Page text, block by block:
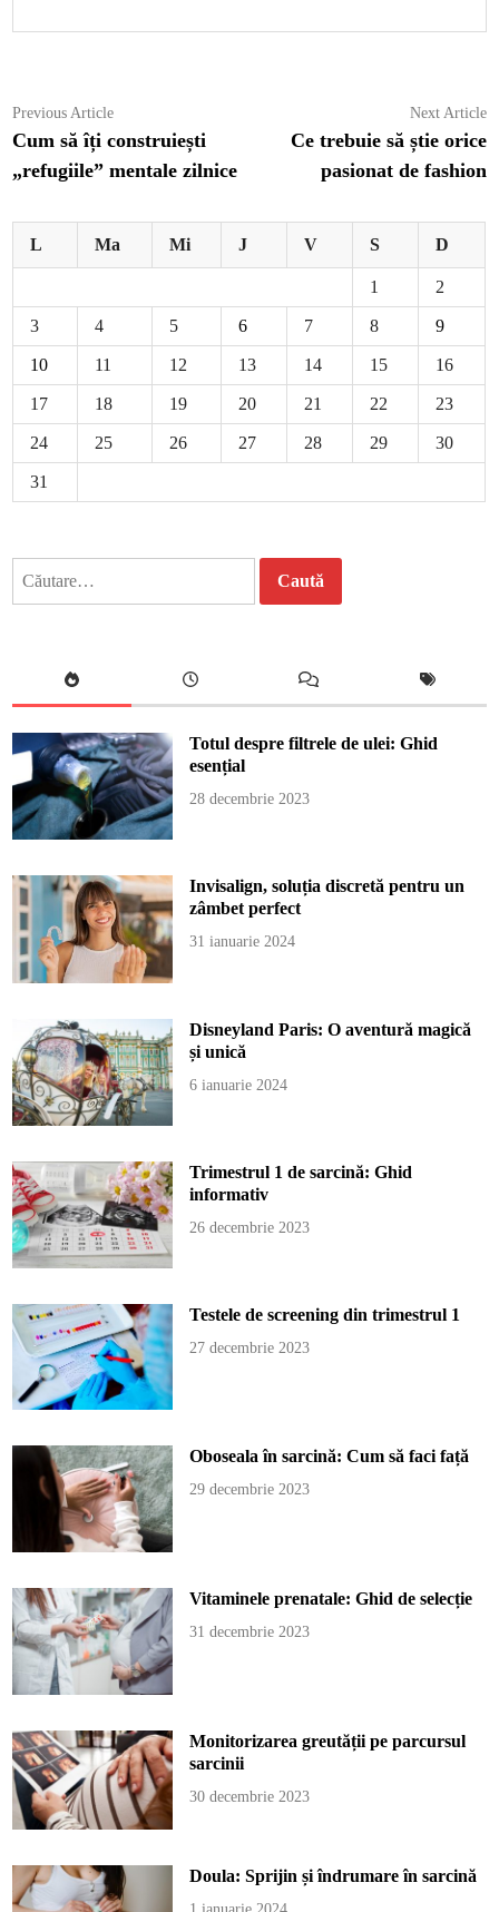
Navigare
în
articole
Previous ArticlePrevious
article:
Cum să îți construiești
„refugiile” mentale zilnice
Next Article
Ce trebuie să știe orice
pasionat de fashion
L Ma Mi J V S D
1 2
3 4 5 6 7 8 9
10 11 12 13 14 15 16
17 18 19 20 21 22 23
24 25 26 27 28 29 30
31
Totul despre filtrele de ulei: Ghid
esențial
28 decembrie 2023
Invisalign, soluția discretă pentru un
zâmbet perfect
31 ianuarie 2024
Disneyland Paris: O aventură magică
și unică
6 ianuarie 2024
Trimestrul 1 de sarcină: Ghid
informativ
26 decembrie 2023
Testele de screening din trimestrul 1
27 decembrie 2023
Oboseala în sarcină: Cum să faci față
29 decembrie 2023
Vitaminele prenatale: Ghid de selecție
31 decembrie 2023
Monitorizarea greutății pe parcursul
sarcinii
30 decembrie 2023
Doula: Sprijin și îndrumare în sarcină